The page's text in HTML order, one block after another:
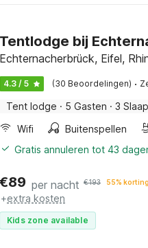
Tentlodge bij
Echternacherbrück, Eifel,
4.3 / 5 (30 Beoordelingen) ·
Tent lodge · 5 Gasten · 3
Wifi
Buitenspellen
Gratis annuleren tot 43
€89 per nacht €193 55% korting
+extra kosten
Kids zone available